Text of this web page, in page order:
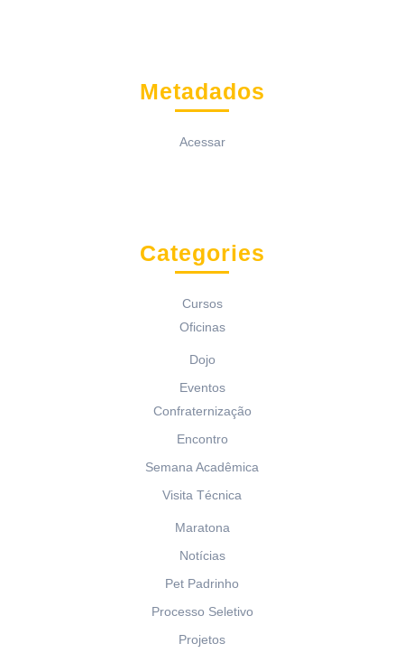
Metadados
Acessar
Categories
Cursos
Oficinas
Dojo
Eventos
Confraternização
Encontro
Semana Acadêmica
Visita Técnica
Maratona
Notícias
Pet Padrinho
Processo Seletivo
Projetos